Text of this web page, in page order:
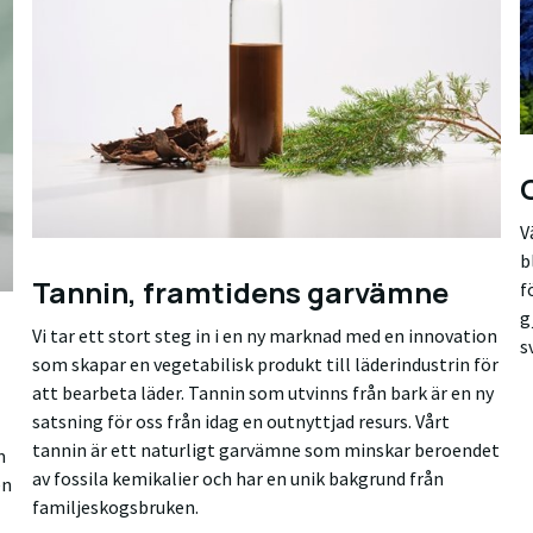
Tannin, framtidens garvämne
Vi tar ett stort steg in i en ny marknad med en innovation
som skapar en vegetabilisk produkt till läderindustrin för
att bearbeta läder. Tannin som utvinns från bark är en ny
satsning för oss från idag en outnyttjad resurs. Vårt
tannin är ett naturligt garvämne som minskar beroendet
av fossila kemikalier och har en unik bakgrund från
familjeskogsbruken.